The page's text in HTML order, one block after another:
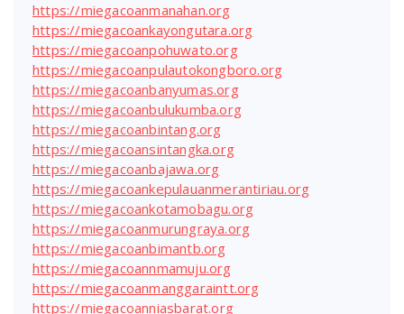
https://miegacoanmanahan.org
https://miegacoankayongutara.org
https://miegacoanpohuwato.org
https://miegacoanpulautokongboro.org
https://miegacoanbanyumas.org
https://miegacoanbulukumba.org
https://miegacoanbintang.org
https://miegacoansintangka.org
https://miegacoanbajawa.org
https://miegacoankepulauanmerantiriau.org
https://miegacoankotamobagu.org
https://miegacoanmurungraya.org
https://miegacoanbimantb.org
https://miegacoannmamuju.org
https://miegacoanmanggaraintt.org
https://miegacoanniasbarat.org